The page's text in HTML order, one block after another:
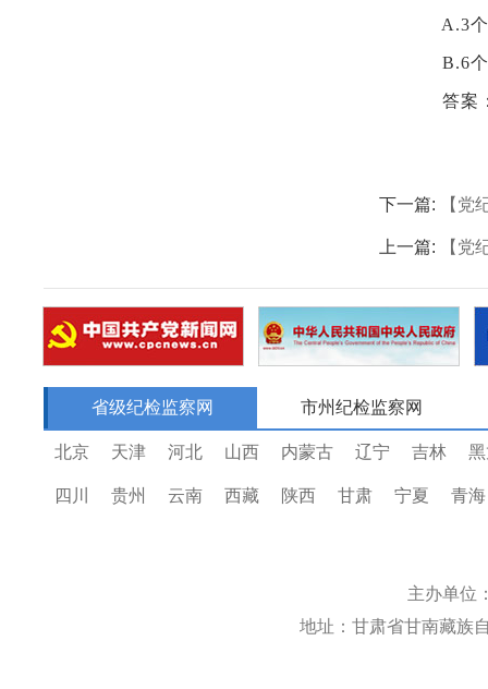
A.3
B.6
答案
下一篇: 【党
上一篇: 【党
省级纪检监察网 市州纪检监察网
北京 天津 河北 山西 内蒙古 辽宁 吉林
四川 贵州 云南 西藏 陕西 甘肃 宁夏 青海
主办单位
地址：甘肃省甘南藏族